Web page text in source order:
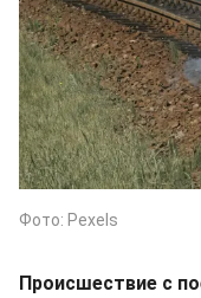
Фото: Pexels
Происшествие с